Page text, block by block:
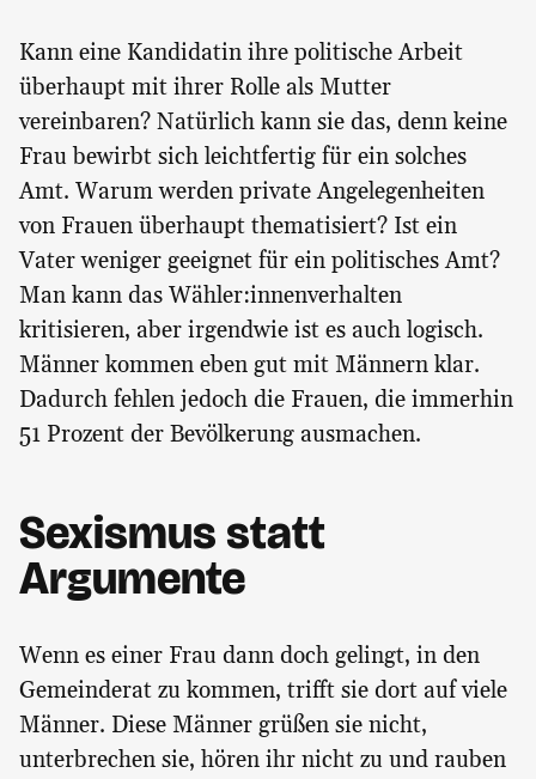
Kann eine Kandidatin ihre politische Arbeit
überhaupt mit ihrer Rolle als Mutter
vereinbaren? Natürlich kann sie das, denn keine
Frau bewirbt sich leichtfertig für ein solches
Amt. Warum werden private Angelegenheiten
von Frauen überhaupt thematisiert? Ist ein
Vater weniger geeignet für ein politisches Amt?
Man kann das Wähler:innenverhalten
kritisieren, aber irgendwie ist es auch logisch.
Männer kommen eben gut mit Männern klar.
Dadurch fehlen jedoch die Frauen, die immerhin
51 Prozent der Bevölkerung ausmachen.
Sexismus statt
Argumente
Wenn es einer Frau dann doch gelingt, in den
Gemeinderat zu kommen, trifft sie dort auf viele
Männer. Diese Männer grüßen sie nicht,
unterbrechen sie, hören ihr nicht zu und rauben